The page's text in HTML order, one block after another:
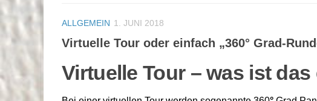
ALLGEMEIN 1. JUNI 2018
Virtuelle Tour oder einfach „360° Grad-
Virtuelle Tour – was ist